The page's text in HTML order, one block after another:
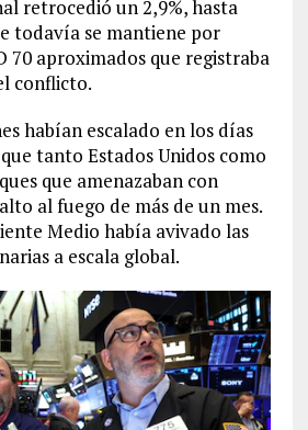
retrocedió un 2,9%, hasta
todavía se mantiene por
70 aproximados que registraba
conflicto.
habían escalado en los días
tanto Estados Unidos como
que amenazaban con
al fuego de más de un mes.
Medio había avivado las
a escala global.